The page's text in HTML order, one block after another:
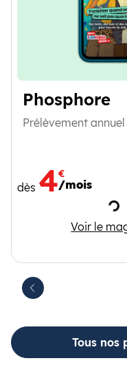
Phosphore
Prélèvement annuel
dès 4€
/mois
Voir le
Tous nos